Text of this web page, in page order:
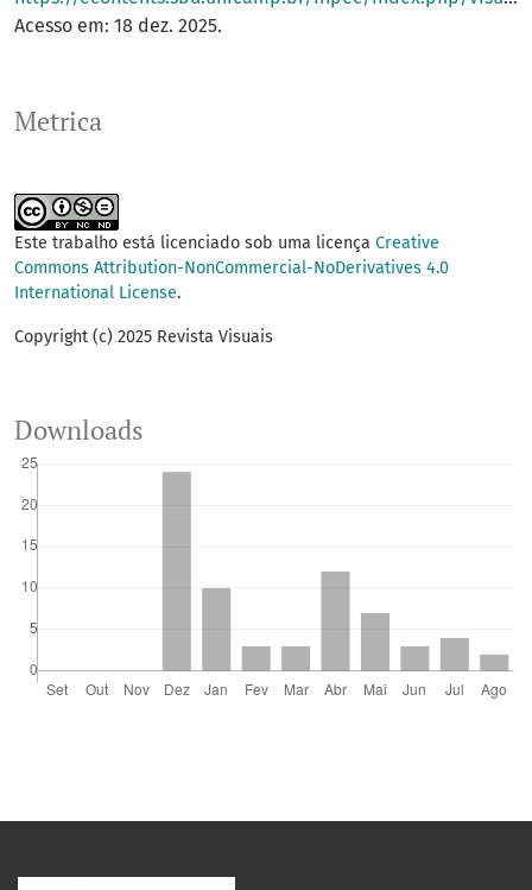
Metrica
Acesso em: 18 dez. 2025.
Este trabalho está licenciado sob uma licença Creative
Commons Attribution-NonCommercial-NoDerivatives 4.0
International License.
Copyright (c) 2025 Revista Visuais
Downloads